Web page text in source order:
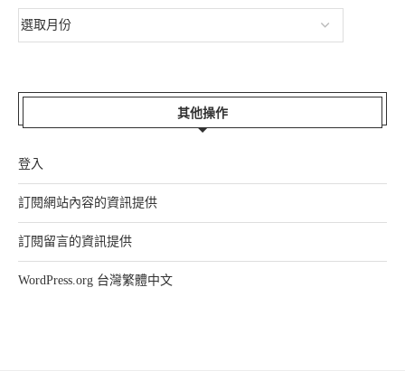
其他操作
登入
訂閱網站內容的資訊提供
訂閱留言的資訊提供
WordPress.org 台灣繁體中文